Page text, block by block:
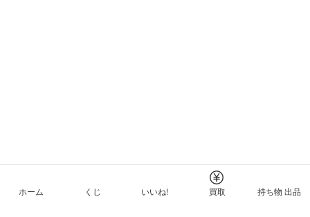
ホーム くじ いいね! 買取 持ち物 出品